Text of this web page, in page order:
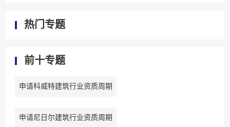
热门专题
前十专题
申请科威特建筑行业资质周期
申请尼日尔建筑行业资质周期